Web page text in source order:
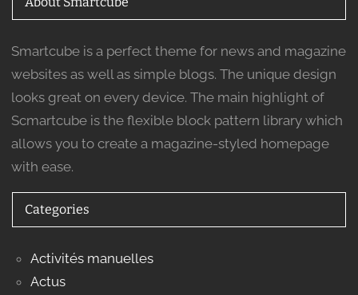
Smartcube is a perfect theme for news and magazine
websites as well as simple blogs. The unique design
looks great on every device. The main highlight of
Scmartcube is the flexible block pattern library which
allows you to create a magazine-styled homepage
with ease.
Categories
Activités manuelles
Actus